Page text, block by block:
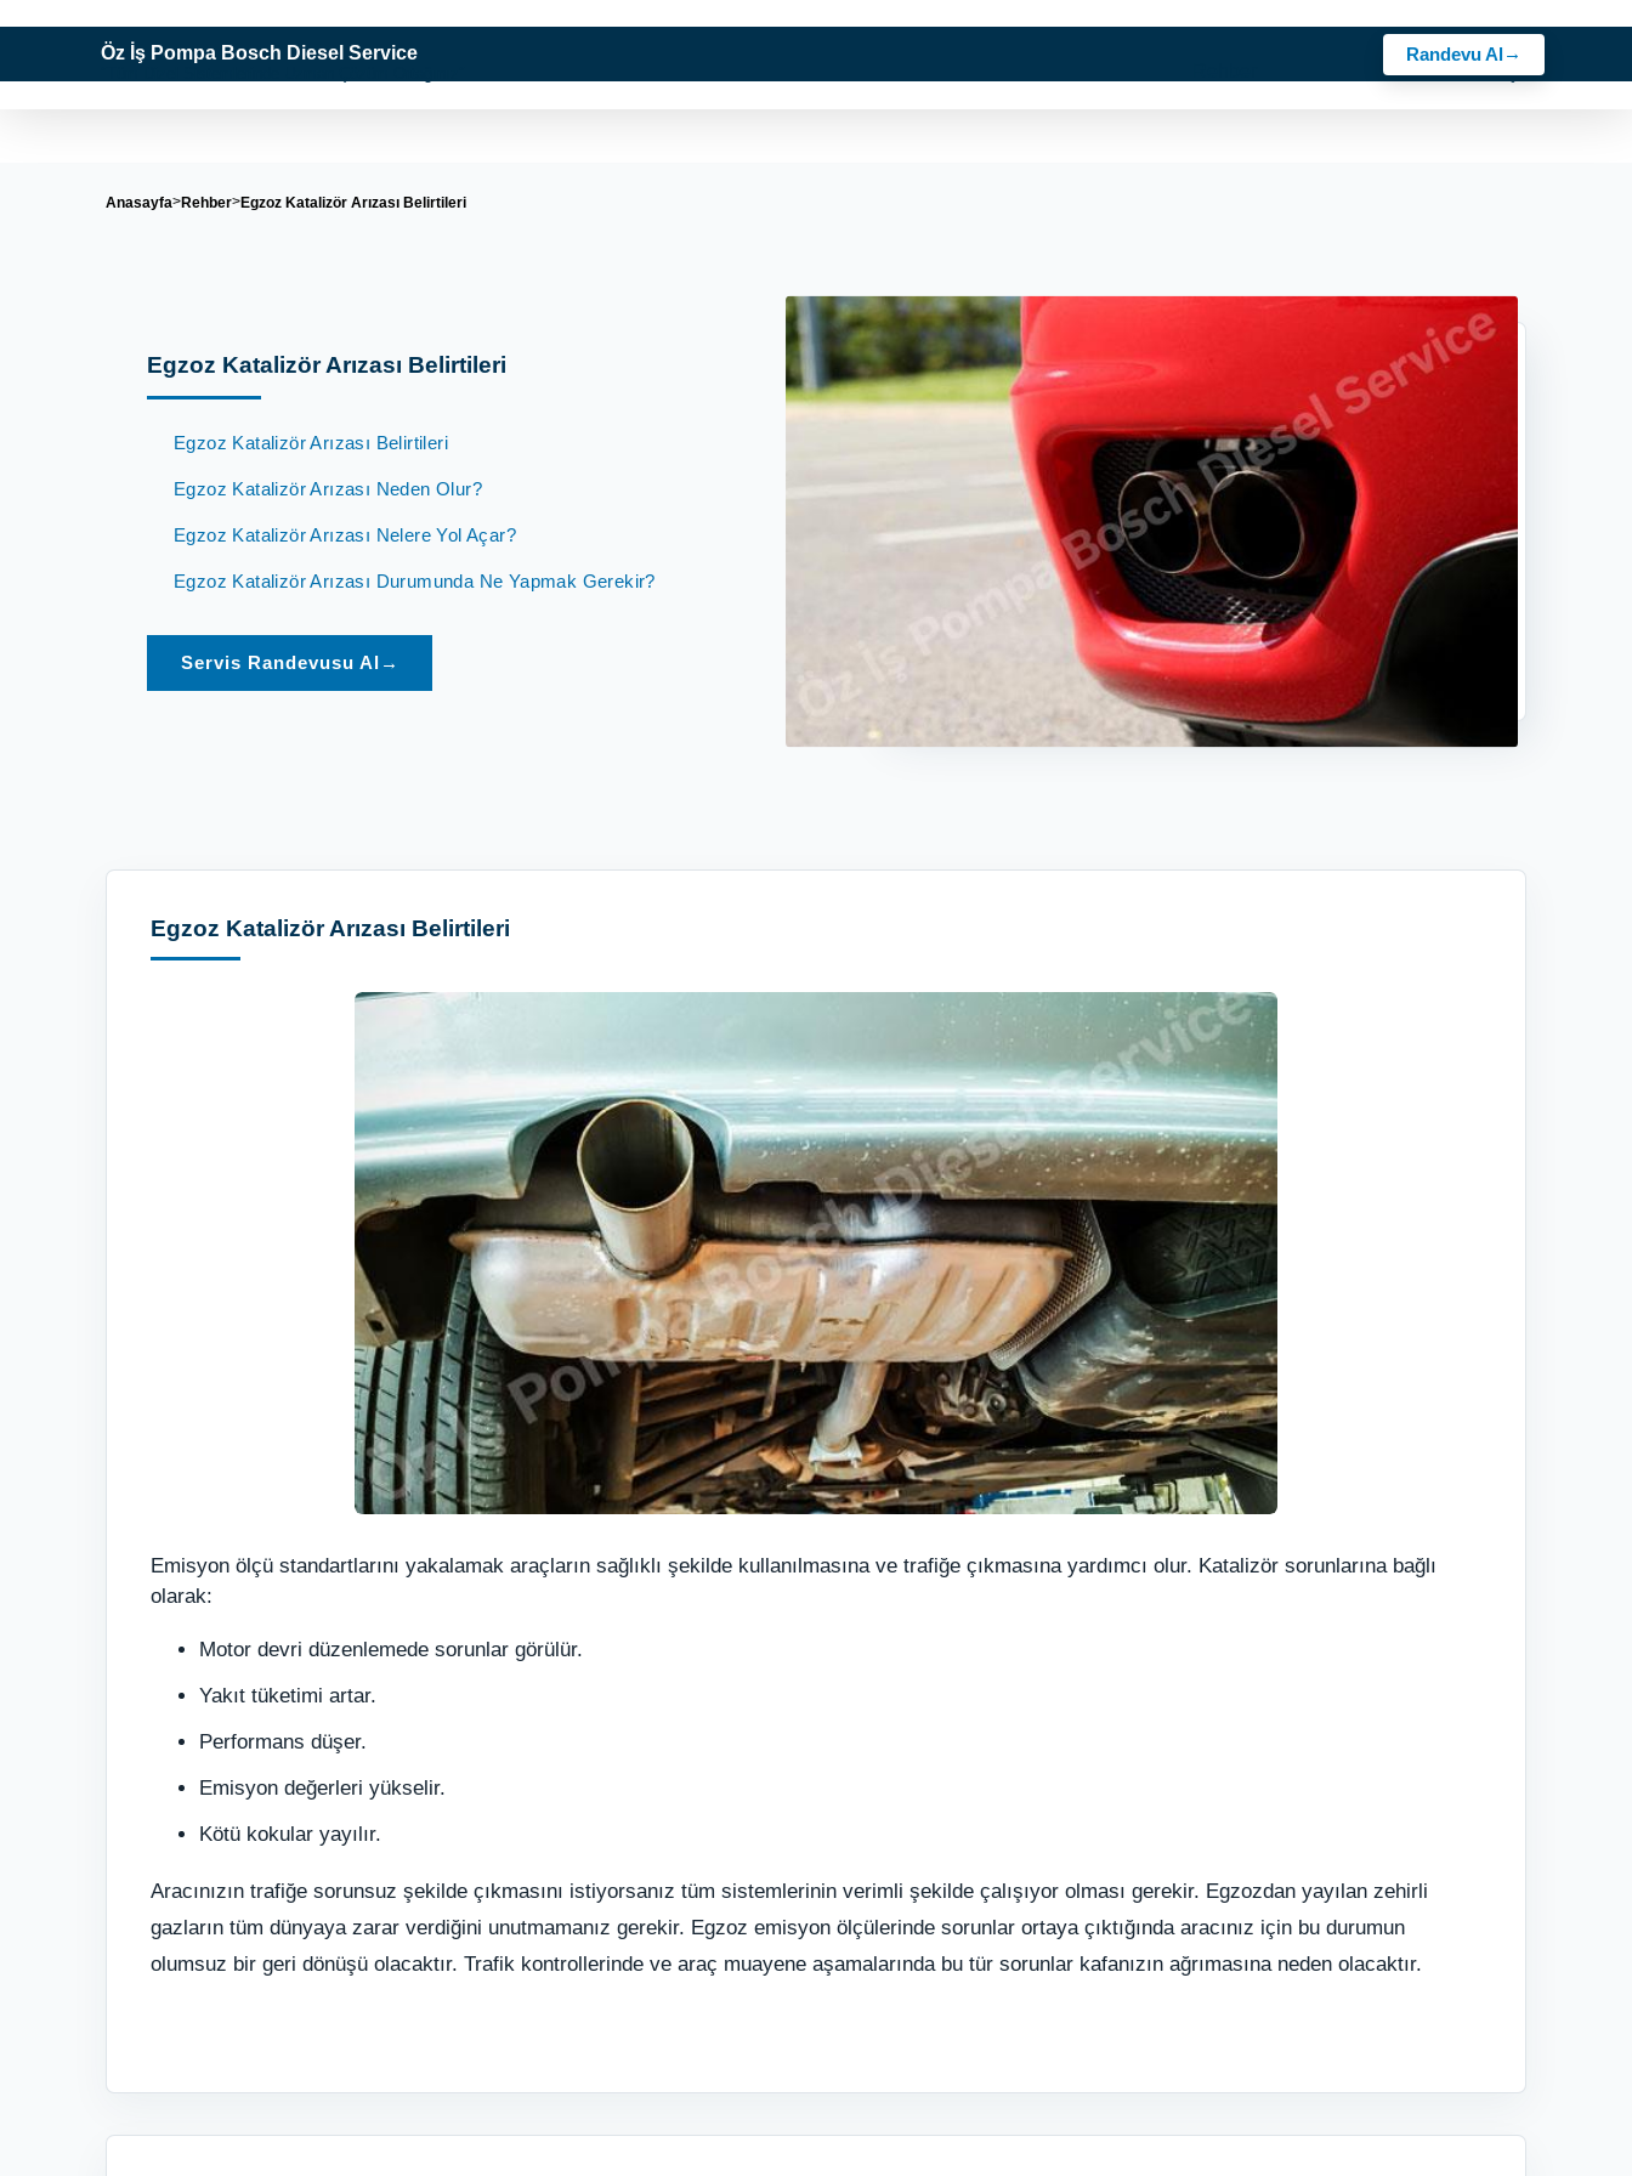
Randevu Al
Öz İş Pompa Bosch Diesel Service
Bosch Ürünler İletişim
Anasayfa Rehber Egzoz Katalizör Arızası Belirtileri
Egzoz Katalizör Arızası Belirtileri
Egzoz Katalizör Arızası Belirtileri
Egzoz Katalizör Arızası Neden Olur?
Egzoz Katalizör Arızası Nelere Yol Açar?
Egzoz Katalizör Arızası Durumunda Ne Yapmak Gerekir?
Servis Randevusu Al →
Egzoz Katalizör Arızası Belirtileri
Emisyon ölçü standartlarını yakalamak araçların sağlıklı şekilde kullanılmasına ve trafiğe çıkmasına yardımcı olur. Katalizör sorunlarına bağlı
olarak:
Motor devri düzenlemede sorunlar görülür.
Yakıt tüketimi artar.
Performans düşer.
Emisyon değerleri yükselir.
Kötü kokular yayılır.
Aracınızın trafiğe sorunsuz şekilde çıkmasını istiyorsanız tüm sistemlerinin verimli şekilde çalışıyor olması gerekir. Egzozdan yayılan zehirli
gazların tüm dünyaya zarar verdiğini unutmamanız gerekir. Egzoz emisyon ölçülerinde sorunlar ortaya çıktığında aracınız için bu durumun
olumsuz bir geri dönüşü olacaktır. Trafik kontrollerinde ve araç muayene aşamalarında bu tür sorunlar kafanızın ağrımasına neden olacaktır.